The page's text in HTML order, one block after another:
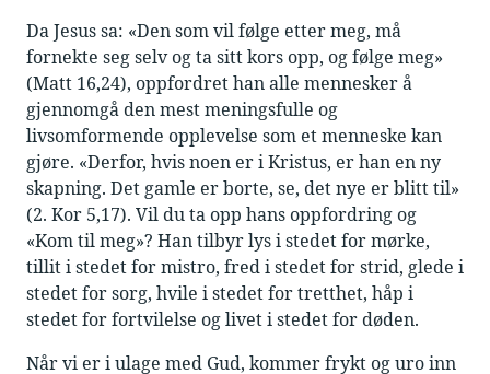
Da Jesus sa: «Den som vil følge etter meg, må
fornekte seg selv og ta sitt kors opp, og følge meg»
(Matt 16,24), oppfordret han alle mennesker å
gjennomgå den mest meningsfulle og
livsomformende opplevelse som et menneske kan
gjøre. «Derfor, hvis noen er i Kristus, er han en ny
skapning. Det gamle er borte, se, det nye er blitt til»
(2. Kor 5,17). Vil du ta opp hans oppfordring og
«Kom til meg»? Han tilbyr lys i stedet for mørke,
tillit i stedet for mistro, fred i stedet for strid, glede i
stedet for sorg, hvile i stedet for tretthet, håp i
stedet for fortvilelse og livet i stedet for døden.
Når vi er i ulage med Gud, kommer frykt og uro inn